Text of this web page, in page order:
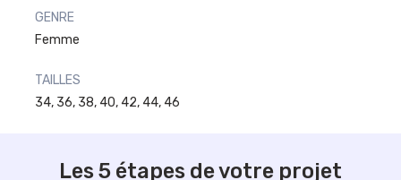
GENRE
Femme
TAILLES
34, 36, 38, 40, 42, 44, 46
Les 5 étapes de votre projet